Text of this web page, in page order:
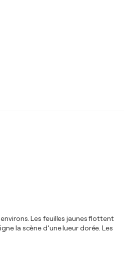
Les feuilles jaunes flottent
la scène d’une lueur dorée. Les